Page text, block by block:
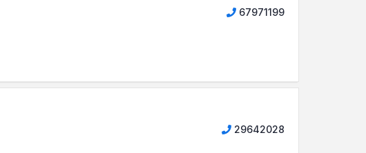
67971199
29642028